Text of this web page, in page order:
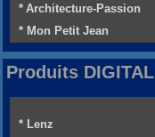
* Architecture-Passion
* Mon Petit Jean
Produits DIGITAL
* Lenz